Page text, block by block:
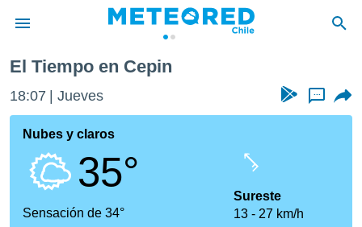
de
por
que se
calidad.
a este
las
El Tiempo en Cepin
18:07 Jueves ...
Nubes y claros
35°
Sensación de 34°
Sureste
13
27 km/h